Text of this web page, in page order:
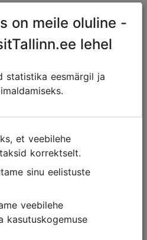
Tallinna
on meile oluline -
lehel
statistika eesmärgil ja
korrektselt.
kasutuskogemuse